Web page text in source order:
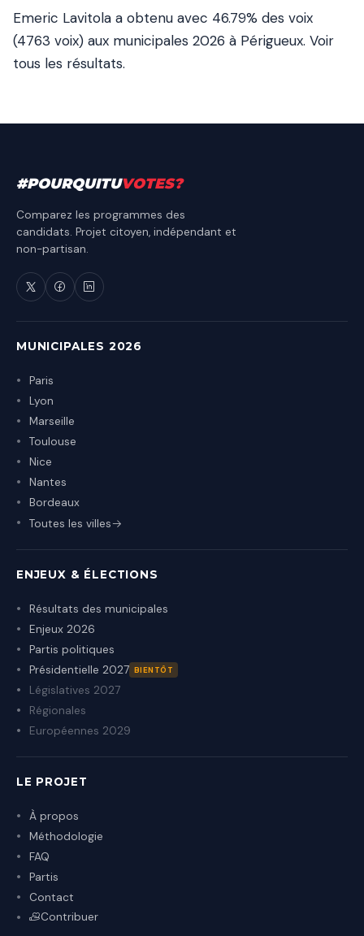
Emeric Lavitola a obtenu avec 46.79% des voix
(4763 voix) aux municipales 2026 à Périgueux. Voir
tous les résultats.
#POURQUITUVOTES?
Comparez les programmes des
candidats. Projet citoyen, indépendant et
non-partisan.
MUNICIPALES 2026
Paris
Lyon
Marseille
Toulouse
Nice
Nantes
Bordeaux
Toutes les villes
ENJEUX & ÉLECTIONS
Résultats des municipales
Enjeux 2026
Partis politiques
Présidentielle 2027 BIENTÔT
Législatives 2027
Régionales
Européennes 2029
LE PROJET
À propos
Méthodologie
FAQ
Partis
Contact
Contribuer